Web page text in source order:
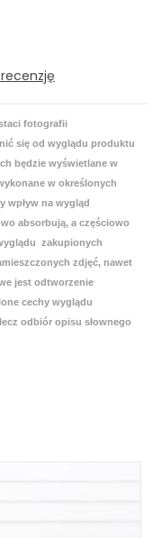
fotografii
się od wyglądu produktu
będzie wyświetlane w
w określonych
wpływ na wygląd
absorbują, a częściowo
zakupionych
zdjęć, nawet
jest odtworzenie
cechy wyglądu
odbiór opisu słownego